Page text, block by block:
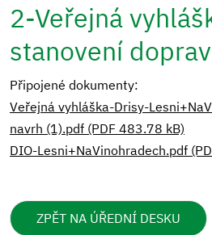
2-Veřejná
stanovení
Připojené dokumenty:
Veřejná vyhláška-Drisy-
navrh (1).pdf (PDF 483.78 kB)
DIO-Lesni+NaVinohradech.pdf
ZPĚT NA ÚŘEDNÍ DESKU